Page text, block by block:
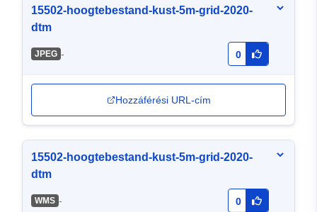
15502-hoogtebestand-kust-5m-grid-2020-
dtm
JPEG - 0
Hozzáférési URL-cím
15502-hoogtebestand-kust-5m-grid-2020-
dtm
WMS - 0